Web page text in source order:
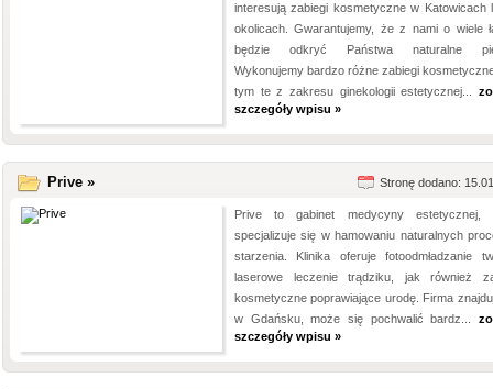
interesują zabiegi kosmetyczne w Katowicach
okolicach. Gwarantujemy, że z nami o wiele
będzie odkryć Państwa naturalne
Wykonujemy bardzo różne zabiegi
tym te z zakresu ginekologii estetycznej...
szczegóły wpisu »
Prive » Stronę dodano:
Prive to gabinet medycyny estetycznej,
specjalizuje się w hamowaniu naturalnych
starzenia. Klinika oferuje fotoodmładzanie
laserowe leczenie trądziku, jak również
kosmetyczne poprawiające urodę. Firma
w Gdańsku, może się pochwalić bardz...
szczegóły wpisu »